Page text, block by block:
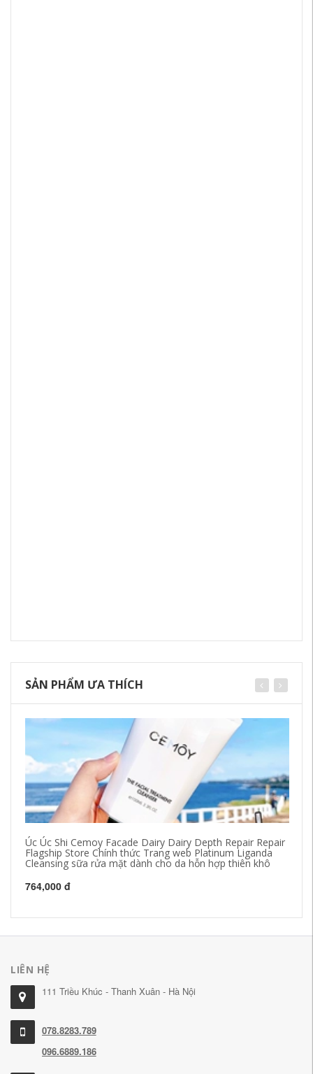
SẢN PHẨM ƯA THÍCH
Úc Úc Shi Cemoy Facade Dairy Dairy Depth Repair Repair
Flagship Store Chính thức Trang web Platinum Liganda
Cleansing sữa rửa mặt dành cho da hỗn hợp thiên khô
764,000 đ
LIÊN HỆ
111 Triều Khúc - Thanh Xuân - Hà Nội
078.8283.789
096.6889.186